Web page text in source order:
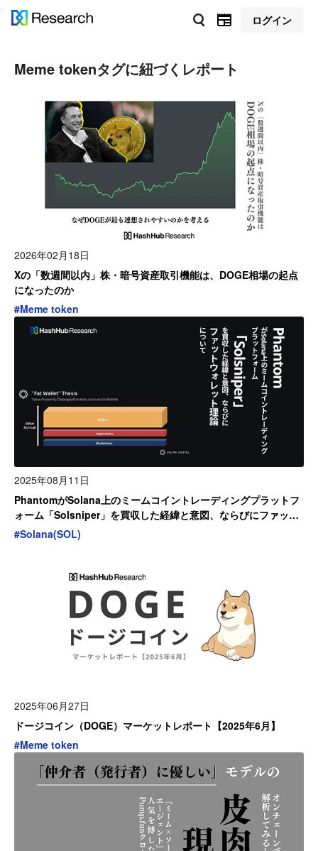
ログイン
Meme tokenタグに紐づくレポート
2026年02月18日
Xの「数週間以内」株・暗号資産取引機能は、DOGE相場の起点
になったのか
#Meme token
2025年08月11日
PhantomがSolana上のミームコイントレーディングプラットフ
ォーム「Solsniper」を買収した経緯と意図、ならびにファット
ウォレット理論について
#Solana(SOL)
2025年06月27日
ドージコイン（DOGE）マーケットレポート【2025年6月】
#Meme token